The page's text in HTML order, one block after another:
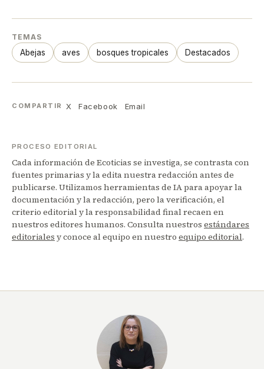
TEMAS
Abejas aves bosques tropicales Destacados
COMPARTIR X Facebook Email
PROCESO EDITORIAL
Cada información de Ecoticias se investiga, se contrasta con
fuentes primarias y la edita nuestra redacción antes de
publicarse. Utilizamos herramientas de IA para apoyar la
documentación y la redacción, pero la verificación, el
criterio editorial y la responsabilidad final recaen en
nuestros editores humanos. Consulta nuestros estándares
editoriales y conoce al equipo en nuestro equipo editorial.